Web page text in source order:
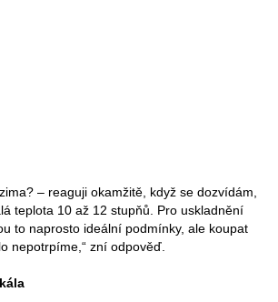
– reaguji okamžitě, když se dozvídám,
teplota 10 až 12 stupňů. Pro uskladnění
to naprosto ideální podmínky, ale koupat
nepotrpíme,“ zní odpověď.